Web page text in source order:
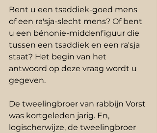
Bent u een tsaddiek-goed mens
of een ra'sja-slecht mens? Of bent
u een bénonie-middenfiguur die
tussen een tsaddiek en een ra'sja
staat? Het begin van het
antwoord op deze vraag wordt u
gegeven.
De tweelingbroer van rabbijn Vorst
was kortgeleden jarig. En,
logischerwijze, de tweelingbroer